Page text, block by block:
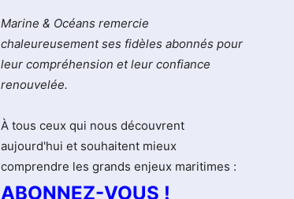
Marine & Océans remercie
chaleureusement ses fidèles abonnés pour
leur compréhension et leur confiance
renouvelée.
À tous ceux qui nous découvrent
aujourd'hui et souhaitent mieux
comprendre les grands enjeux maritimes :
ABONNEZ-VOUS !